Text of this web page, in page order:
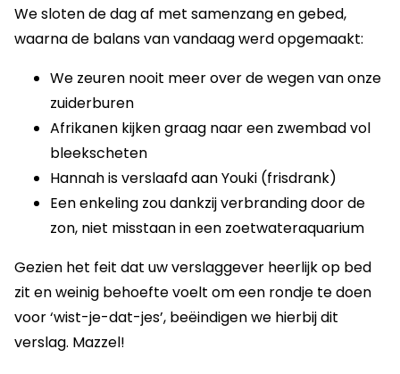
We sloten de dag af met samenzang en gebed,
waarna de balans van vandaag werd opgemaakt:
We zeuren nooit meer over de wegen van onze
zuiderburen
Afrikanen kijken graag naar een zwembad vol
bleekscheten
Hannah is verslaafd aan Youki (frisdrank)
Een enkeling zou dankzij verbranding door de
zon, niet misstaan in een zoetwateraquarium
Gezien het feit dat uw verslaggever heerlijk op bed
zit en weinig behoefte voelt om een rondje te doen
voor ‘wist-je-dat-jes’, beëindigen we hierbij dit
verslag. Mazzel!